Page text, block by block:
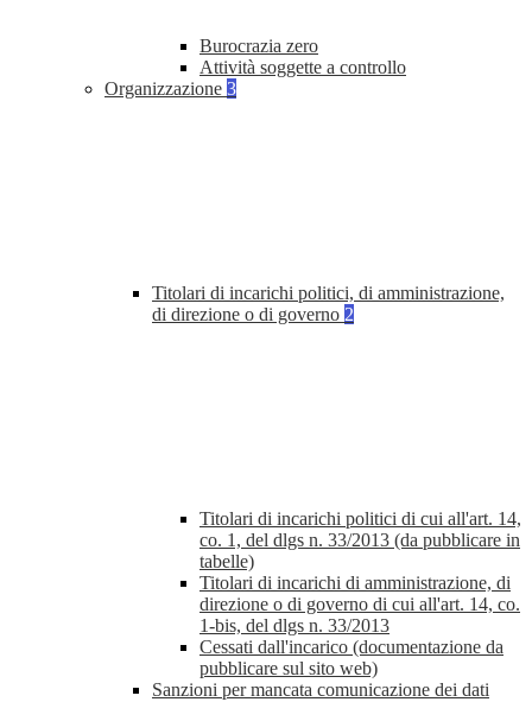
Burocrazia zero
Attività soggette a controllo
Organizzazione 3
Titolari di incarichi politici, di amministrazione,
di direzione o di governo 2
Titolari di incarichi politici di cui all'art. 14,
co. 1, del dlgs n. 33/2013 (da pubblicare in
tabelle)
Titolari di incarichi di amministrazione, di
direzione o di governo di cui all'art. 14, co.
1-bis, del dlgs n. 33/2013
Cessati dall'incarico (documentazione da
pubblicare sul sito web)
Sanzioni per mancata comunicazione dei dati